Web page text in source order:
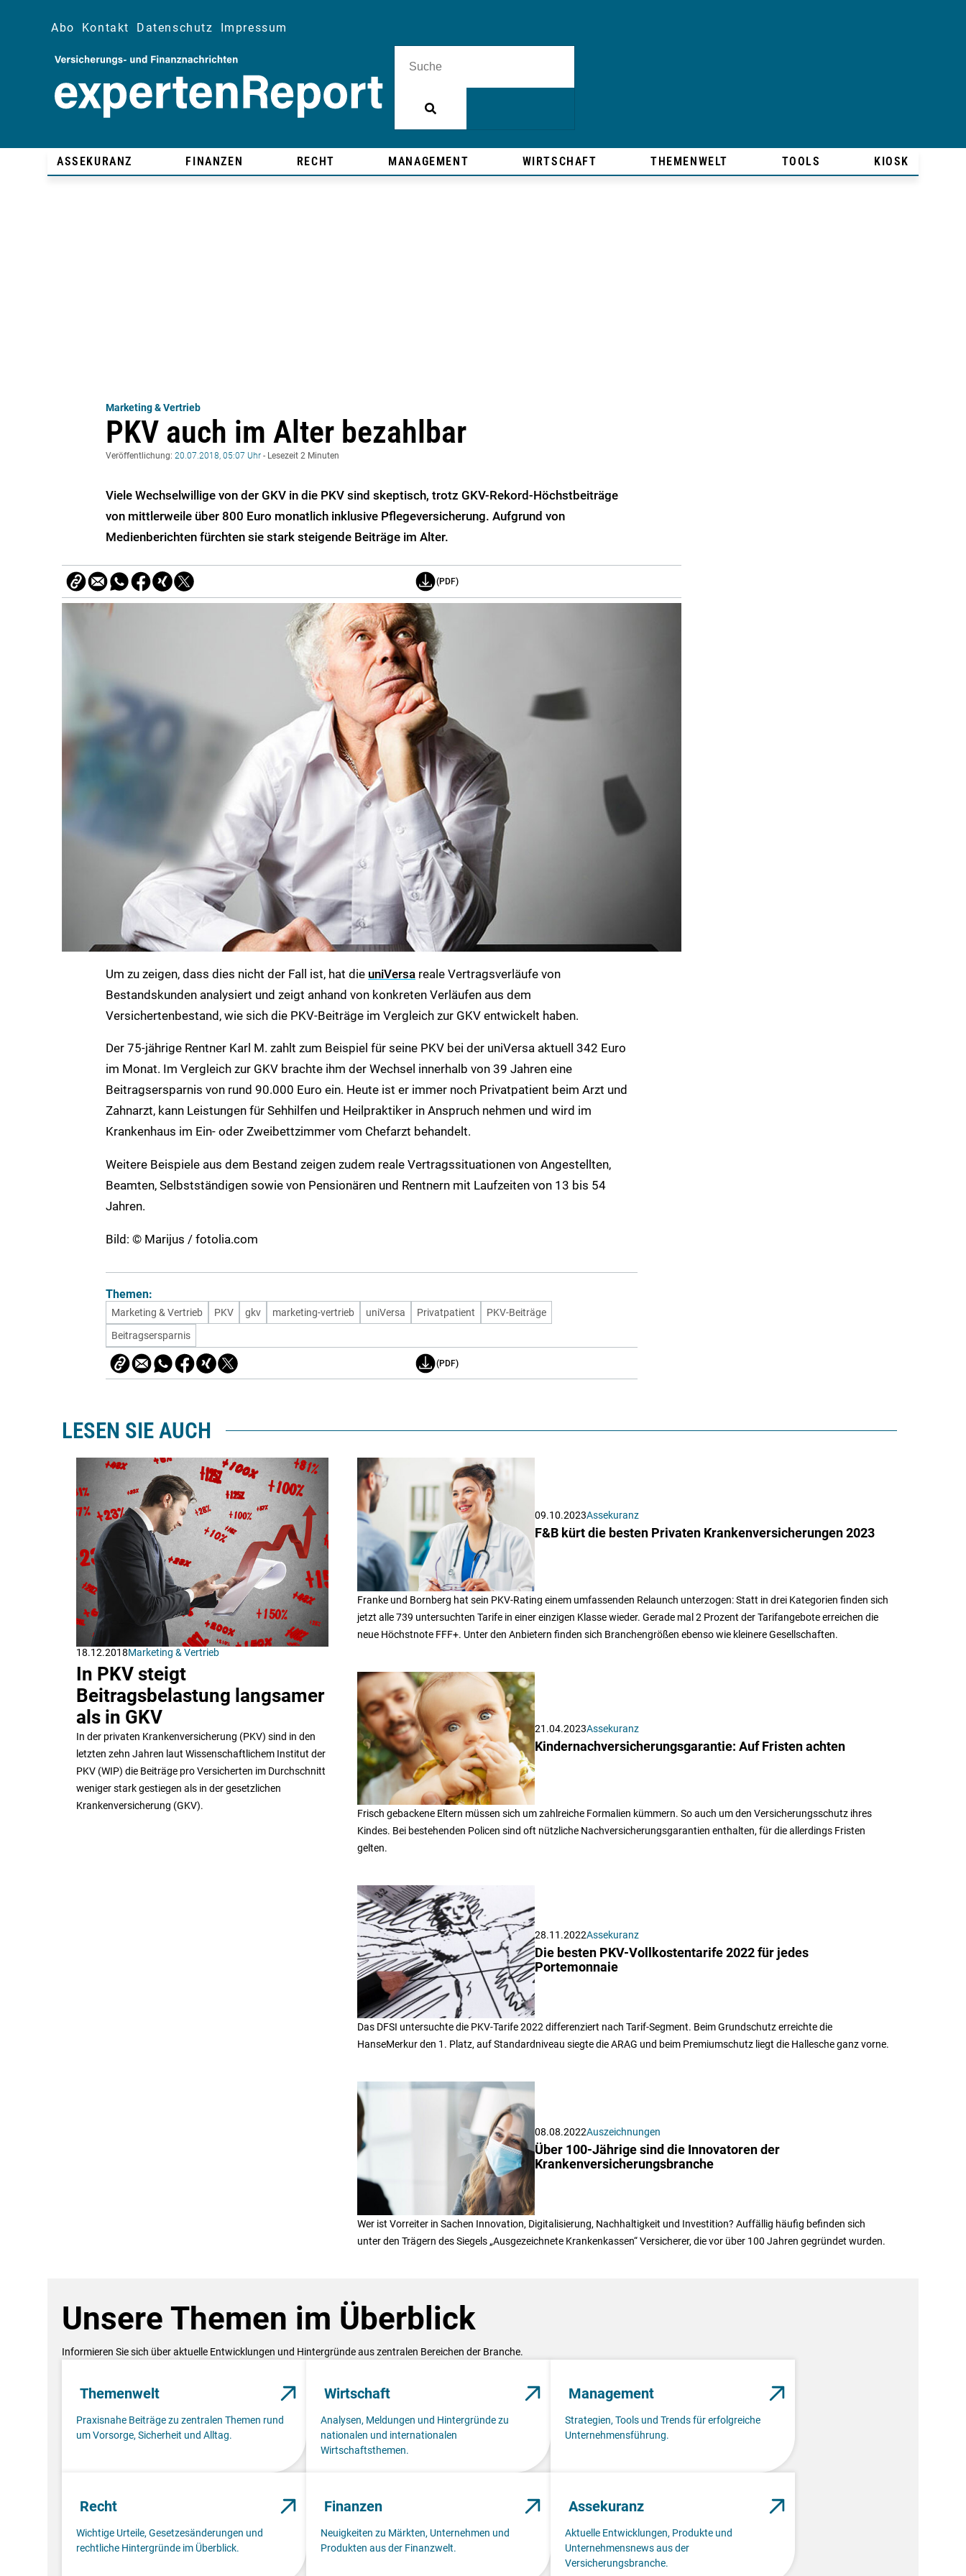
Abo Kontakt Datenschutz Impressum
ASSEKURANZ FINANZEN RECHT MANAGEMENT WIRTSCHAFT THEMENWELT TOOLS KIOSK
Marketing & Vertrieb
PKV auch im Alter bezahlbar
Veröffentlichung: 20.07.2018, 05:07 Uhr - Lesezeit 2 Minuten
Viele Wechselwillige von der GKV in die PKV sind skeptisch, trotz GKV-Rekord-Höchstbeiträge
von mittlerweile über 800 Euro monatlich inklusive Pflegeversicherung. Aufgrund von
Medienberichten fürchten sie stark steigende Beiträge im Alter.
(PDF)
Um zu zeigen, dass dies nicht der Fall ist, hat die uniVersa reale Vertragsverläufe von
Bestandskunden analysiert und zeigt anhand von konkreten Verläufen aus dem
Versichertenbestand, wie sich die PKV-Beiträge im Vergleich zur GKV entwickelt haben.
Der 75-jährige Rentner Karl M. zahlt zum Beispiel für seine PKV bei der uniVersa aktuell 342 Euro
im Monat. Im Vergleich zur GKV brachte ihm der Wechsel innerhalb von 39 Jahren eine
Beitragsersparnis von rund 90.000 Euro ein. Heute ist er immer noch Privatpatient beim Arzt und
Zahnarzt, kann Leistungen für Sehhilfen und Heilpraktiker in Anspruch nehmen und wird im
Krankenhaus im Ein- oder Zweibettzimmer vom Chefarzt behandelt.
Weitere Beispiele aus dem Bestand zeigen zudem reale Vertragssituationen von Angestellten,
Beamten, Selbstständigen sowie von Pensionären und Rentnern mit Laufzeiten von 13 bis 54
Jahren.
Bild: © Marijus / fotolia.com
Themen:
Marketing & Vertrieb PKV gkv marketing-vertrieb uniVersa Privatpatient
PKV-Beiträge
Beitragsersparnis
(PDF)
LESEN SIE AUCH
18.12.2018Marketing & Vertrieb
In PKV steigt
Beitragsbelastung langsamer
als in GKV
In der privaten Krankenversicherung (PKV) sind in den
letzten zehn Jahren laut Wissenschaftlichem Institut der
PKV (WIP) die Beiträge pro Versicherten im Durchschnitt
weniger stark gestiegen als in der gesetzlichen
Krankenversicherung (GKV).
09.10.2023Assekuranz
F&B kürt die besten Privaten Krankenversicherungen 2023
Franke und Bornberg hat sein PKV-Rating einem umfassenden Relaunch unterzogen: Statt in drei Kategorien finden sich
jetzt alle 739 untersuchten Tarife in einer einzigen Klasse wieder. Gerade mal 2 Prozent der Tarifangebote erreichen die
neue Höchstnote FFF+. Unter den Anbietern finden sich Branchengrößen ebenso wie kleinere Gesellschaften.
21.04.2023Assekuranz
Kindernachversicherungsgarantie: Auf Fristen achten
Frisch gebackene Eltern müssen sich um zahlreiche Formalien kümmern. So auch um den Versicherungsschutz ihres
Kindes. Bei bestehenden Policen sind oft nützliche Nachversicherungsgarantien enthalten, für die allerdings Fristen
gelten.
28.11.2022Assekuranz
Die besten PKV-Vollkostentarife 2022 für jedes
Portemonnaie
Das DFSI untersuchte die PKV-Tarife 2022 differenziert nach Tarif-Segment. Beim Grundschutz erreichte die
HanseMerkur den 1. Platz, auf Standardniveau siegte die ARAG und beim Premiumschutz liegt die Hallesche ganz vorne.
08.08.2022Auszeichnungen
Über 100-Jährige sind die Innovatoren der
Krankenversicherungsbranche
Wer ist Vorreiter in Sachen Innovation, Digitalisierung, Nachhaltigkeit und Investition? Auffällig häufig befinden sich
unter den Trägern des Siegels „Ausgezeichnete Krankenkassen“ Versicherer, die vor über 100 Jahren gegründet wurden.
Unsere Themen im Überblick
Informieren Sie sich über aktuelle Entwicklungen und Hintergründe aus zentralen Bereichen der Branche.
Themenwelt
Praxisnahe Beiträge zu zentralen Themen rund
um Vorsorge, Sicherheit und Alltag.
Wirtschaft
Analysen, Meldungen und Hintergründe zu
nationalen und internationalen
Wirtschaftsthemen.
Management
Strategien, Tools und Trends für erfolgreiche
Unternehmensführung.
Recht
Wichtige Urteile, Gesetzesänderungen und
rechtliche Hintergründe im Überblick.
Finanzen
Neuigkeiten zu Märkten, Unternehmen und
Produkten aus der Finanzwelt.
Assekuranz
Aktuelle Entwicklungen, Produkte und
Unternehmensnews aus der
Versicherungsbranche.